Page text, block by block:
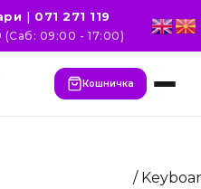
| 071 271 119
(Саб: 09:00 - 17:00)
Кошничка
/